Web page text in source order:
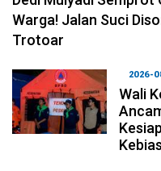
Warga! Jalan Suci
Trotoar
2026-
Wali